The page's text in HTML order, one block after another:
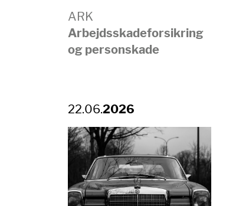
ARK
Arbejdsskadeforsikring
og personskade
22.06.2026